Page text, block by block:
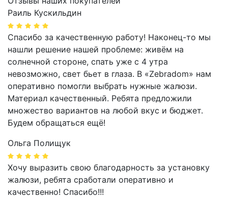
Раиль Кускильдин
Спасибо за качественную работу! Наконец-то мы
нашли решение нашей проблеме: живём на
солнечной стороне, спать уже с 4 утра
невозможно, свет бьет в глаза. В «Zebradom» нам
оперативно помогли выбрать нужные жалюзи.
Материал качественный. Ребята предложили
множество вариантов на любой вкус и бюджет.
Будем обращаться ещё!
Ольга Полищук
Хочу выразить свою благодарность за установку
жалюзи, ребята сработали оперативно и
качественно! Спасибо!!!